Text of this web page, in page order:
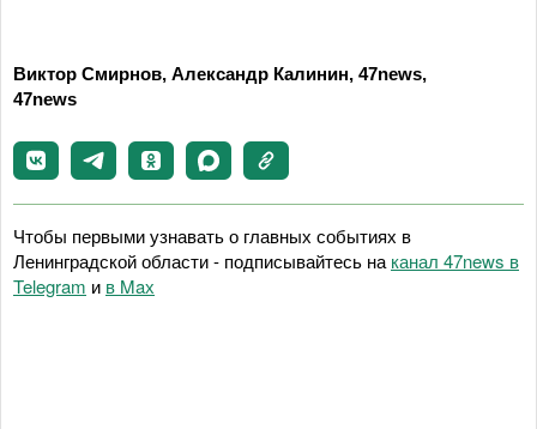
Виктор Смирнов, Александр Калинин, 47news,
47news
Чтобы первыми узнавать о главных событиях в
Ленинградской области - подписывайтесь на канал 47news в
Telegram и в Maх